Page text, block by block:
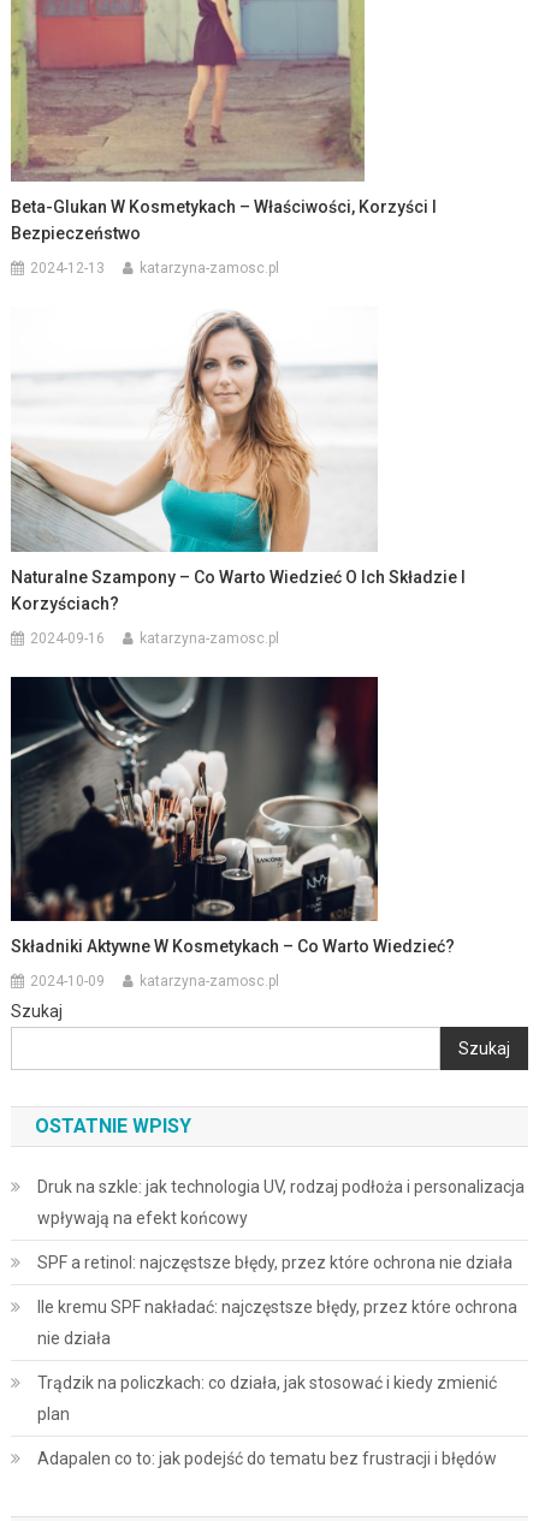
Beta-Glukan W Kosmetykach – Właściwości, Korzyści I
Bezpieczeństwo
2024-12-13 katarzyna-zamosc.pl
Naturalne Szampony – Co Warto Wiedzieć O Ich Składzie I
Korzyściach?
2024-09-16 katarzyna-zamosc.pl
Składniki Aktywne W Kosmetykach – Co Warto Wiedzieć?
2024-10-09 katarzyna-zamosc.pl
Szukaj
Szukaj
OSTATNIE WPISY
Druk na szkle: jak technologia UV, rodzaj podłoża i personalizacja
wpływają na efekt końcowy
SPF a retinol: najczęstsze błędy, przez które ochrona nie działa
Ile kremu SPF nakładać: najczęstsze błędy, przez które ochrona
nie działa
Trądzik na policzkach: co działa, jak stosować i kiedy zmienić
plan
Adapalen co to: jak podejść do tematu bez frustracji i błędów